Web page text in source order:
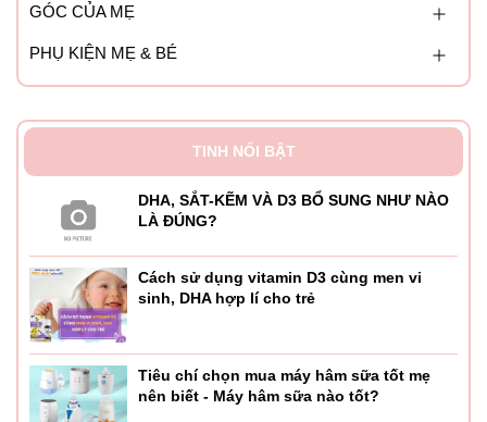
GÓC CỦA MẸ
PHỤ KIỆN MẸ & BÉ
TINH NỔI BẬT
DHA, SẮT-KẼM VÀ D3 BỔ SUNG NHƯ NÀO
LÀ ĐÚNG?
Cách sử dụng vitamin D3 cùng men vi
sinh, DHA hợp lí cho trẻ
Tiêu chí chọn mua máy hâm sữa tốt mẹ
nên biết - Máy hâm sữa nào tốt?